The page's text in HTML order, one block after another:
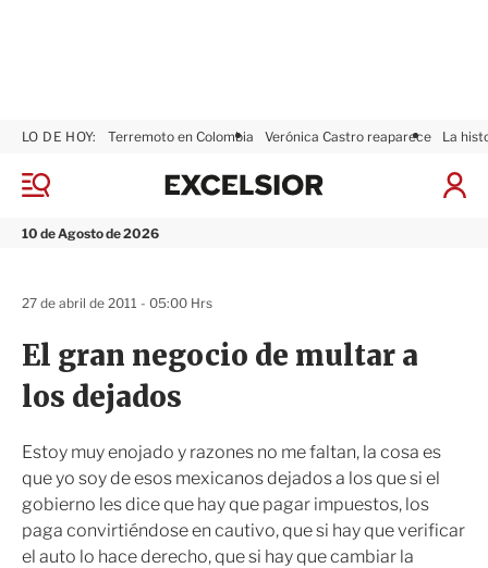
M
n
10 de Agosto de 2026
LO DE HOY: Terremoto en Colombia Verónica Castro reaparece La
I
x
El gran negocio de multar a
los dejados
Estoy muy enojado y razones no me faltan, la cosa es
que yo soy de esos mexicanos dejados a los que si el
gobierno les dice que hay que pagar impuestos, los
paga convirtiéndose en cautivo, que si hay que verificar
el auto lo hace derecho, que si hay que cambiar la
27 de abril de 2011 - 05:00 Hrs